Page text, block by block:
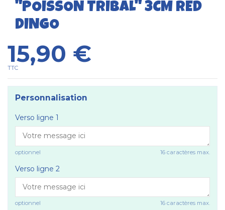
"POISSON TRIBAL" 3CM RED
DINGO
15,90 €
TTC
Personnalisation
Verso ligne 1
optionnel 16 caractères max.
Verso ligne 2
optionnel 16 caractères max.